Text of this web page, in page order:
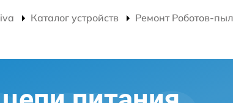
Каталог устройств Ремонт Роботов-